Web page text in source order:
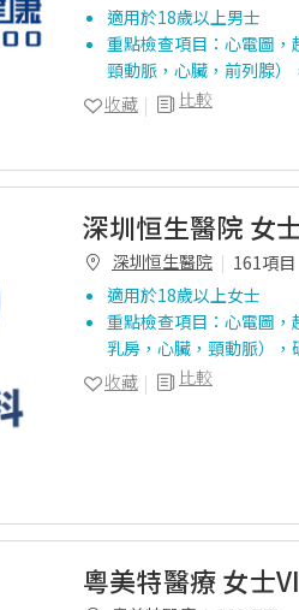
適用於18歲以上男士
重點檢查項目：心電圖，
頸動脈，心臟，前列腺
比較
收藏
深圳恒生醫院 女
深圳恒生醫院
161項目
適用於18歲以上女士
重點檢查項目：心電圖，
乳房，心臟，頸動脈）
比較
收藏
粵美特醫療 女士